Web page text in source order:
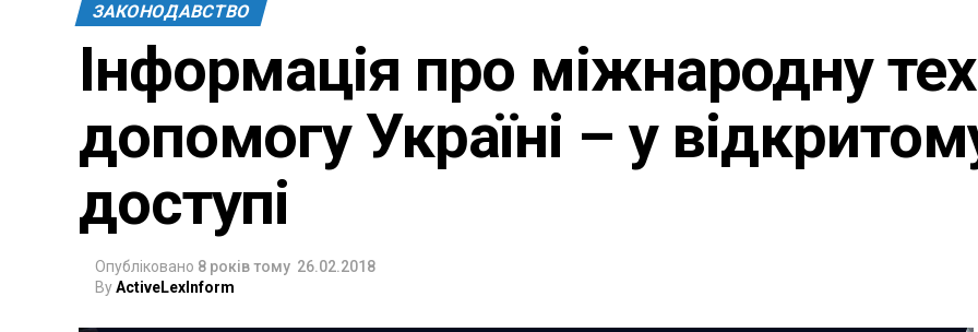
ЗАКОНОДАВСТВО
Інформація про міжнародну
допомогу Україні – у
доступі
Опубліковано 8 років тому 26.02.2018
ByActiveLexInform